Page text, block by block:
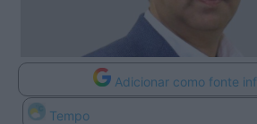
Adicionar como fonte
Tempo